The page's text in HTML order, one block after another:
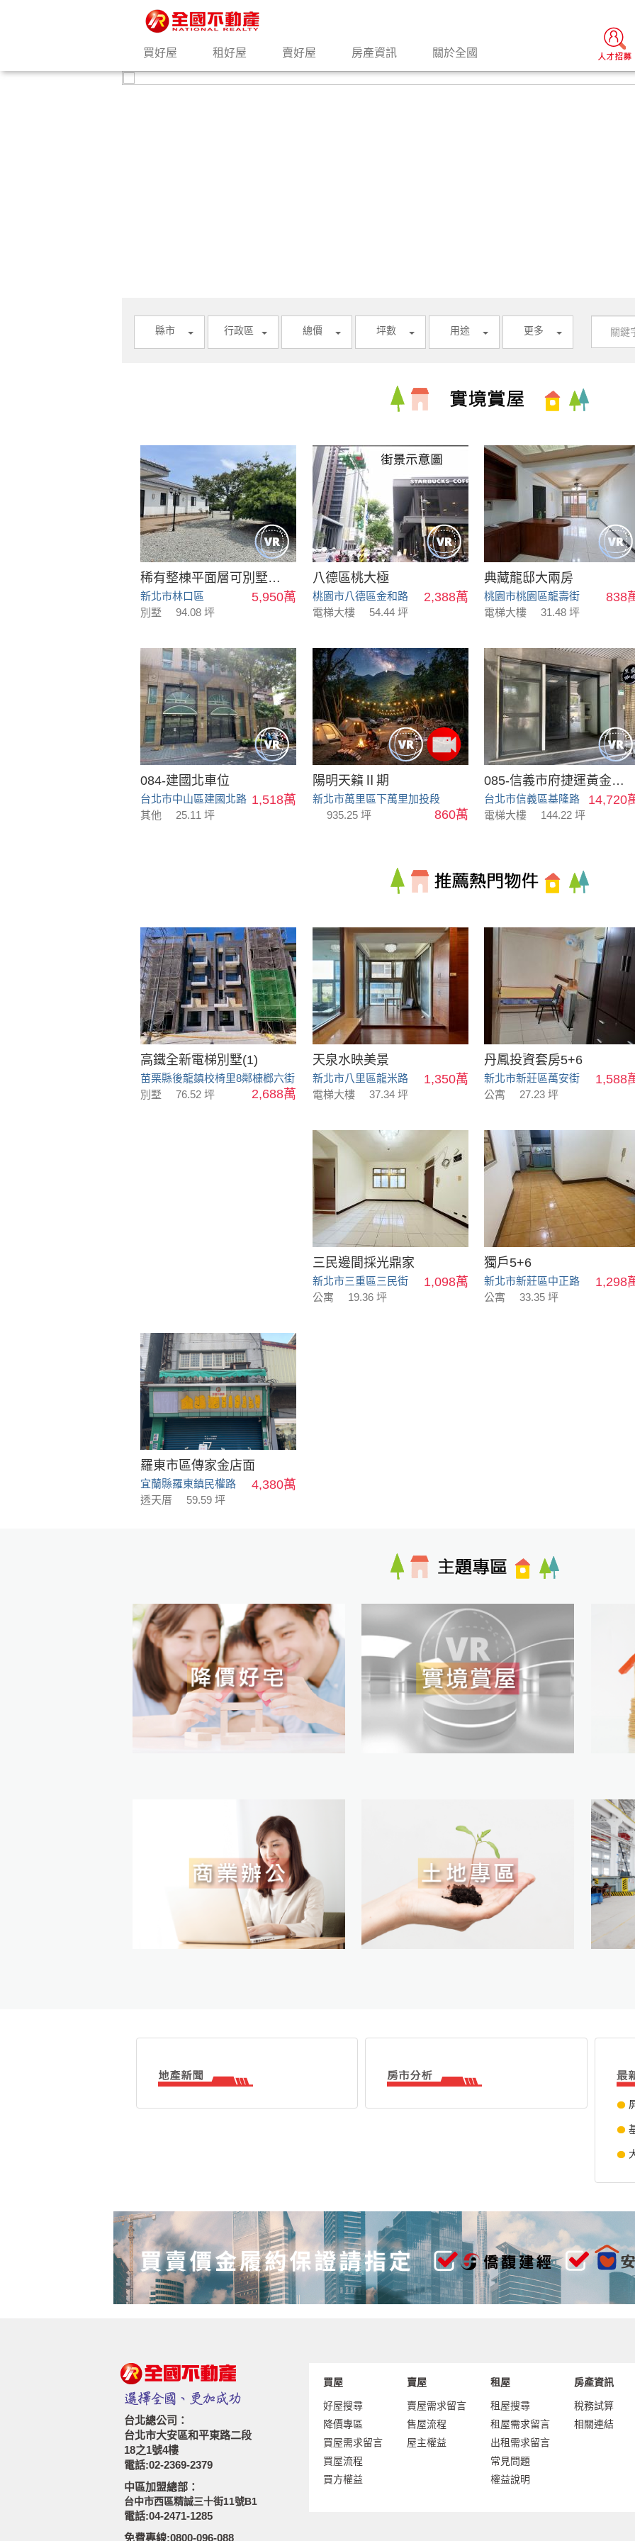
買好屋 租好屋 賣好屋 房產資訊 關於全國
縣市 行政區 總價 坪數 用途 更多
稀有整棟平面層可別墅可會館
新北市林口區 5,950萬
別墅 94.08 坪
八德區桃大極
桃園市八德區金和路 2,388萬
電梯大樓 54.44 坪
典藏龍邸大兩房
桃園市桃園區龍壽街 838
電梯大樓 31.48 坪
084-建國北車位
台北市中山區建國北路 1,518萬
其他 25.11 坪
陽明天籟Ⅱ期
新北市萬里區下萬里加投段
860萬
935.25 坪
085-信義市府捷運黃金店面
台北市信義區基隆路 14,720
電梯大樓 144.22 坪
高鐵全新電梯別墅(1)
苗栗縣後龍鎮校椅里8鄰槺榔六街
2,688萬
別墅 76.52 坪
天泉水映美景
新北市八里區龍米路 1,350萬
電梯大樓 37.34 坪
丹鳳投資套房5+6
新北市新莊區萬安街 1,588
公寓 27.23 坪
三民邊間採光鼎家
新北市三重區三民街 1,098萬
公寓 19.36 坪
獨戶5+6
新北市新莊區中正路 1,298
公寓 33.35 坪
羅東市區傳家金店面
宜蘭縣羅東鎮民權路 4,380萬
透天厝 59.59 坪
台北總公司：
台北市大安區和平東路二段
18之1號4樓
電話:02-2369-2379
中區加盟總部：
台中市西區精誠三十街11號B1
電話:04-2471-1285
免費專線:0800-096-088
買屋
好屋搜尋
降價專區
買屋需求留言
買屋流程
買方權益
賣屋
賣屋需求留言
售屋流程
屋主權益
租屋
租屋搜尋
租屋需求留言
出租需求留言
常見問題
權益說明
房產資訊
稅務試算
相關連結